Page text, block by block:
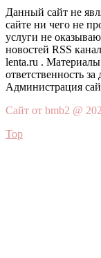
Данный сайт не
сайте ни чего не
услуги не
новостей RSS
lenta.ru .
ответственность
Администрация
Сайт от bmb2 @
Top